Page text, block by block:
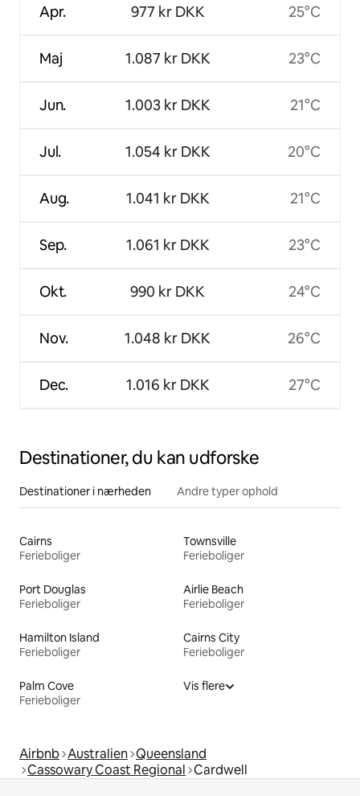
Apr.
Maj
Jun.
Jul.
Aug.
Sep.
Okt.
Nov.
Dec.
977 kr DKK
1.087 kr DKK
1.003 kr DKK
1.054 kr DKK
1.041 kr DKK
1.061 kr DKK
990 kr DKK
1.048 kr DKK
1.016 kr DKK
25°C
23°C
21°C
20°C
21°C
23°C
24°C
26°C
27°C
Destinationer, du kan udforske
Destinationer i nærheden Andre typer ophold
Cairns
Ferieboliger
Townsville
Ferieboliger
Port Douglas
Ferieboliger
Airlie Beach
Ferieboliger
Hamilton Island
Ferieboliger
Cairns City
Ferieboliger
Palm Cove
Ferieboliger
Vis flere
Airbnb Australien Queensland
Cassowary Coast Regional Cardwell